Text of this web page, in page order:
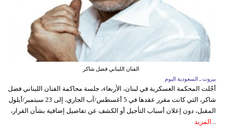
الفنان اللبناني فضل شاكر
بيروت ـ السعودية اليوم
أجّلت المحكمة العسكرية في لبنان، الأربعاء، جلسة محاكمة الفنان اللبناني فضل
شاكر، التي كانت مقرر عقدها في 5 أغسطس/آب الجاري، إلى 23 سبتمبر/أيلول
المقبل، دون إعلان أسباب التأجيل أو الكشف عن تفاصيل إضافية بشأن القرار،
... المزيد